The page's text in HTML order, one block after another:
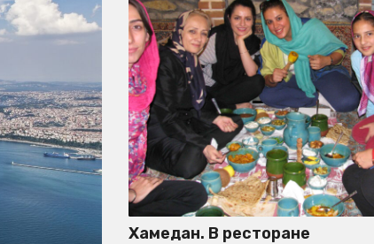
Хамедан. В ресторане